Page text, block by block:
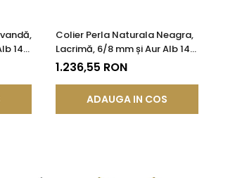
14K
Colier Perla Naturala Neagra,
Lacrimă, 6/8 mm și Aur Alb 14K
(aur 585) | KASKADDA®
1.236,55 RON
ADAUGA IN COS